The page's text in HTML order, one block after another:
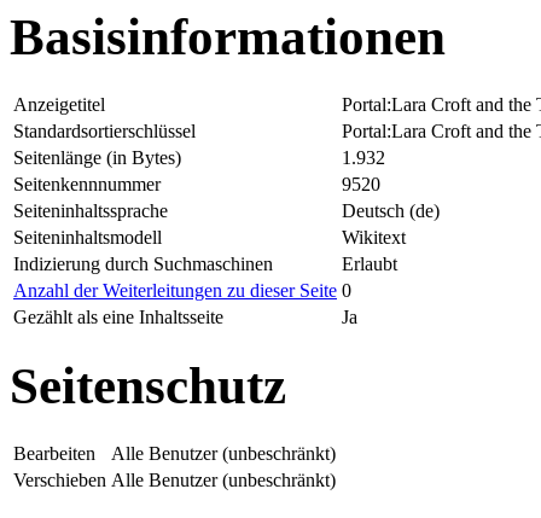
Basisinformationen
Anzeigetitel
Portal:Lara Croft and the
Standardsortierschlüssel
Portal:Lara Croft and the
Seitenlänge (in Bytes)
1.932
Seitenkennnummer
9520
Seiteninhaltssprache
Deutsch (de)
Seiteninhaltsmodell
Wikitext
Indizierung durch Suchmaschinen
Erlaubt
Anzahl der Weiterleitungen zu dieser Seite 0
Gezählt als eine Inhaltsseite
Ja
Seitenschutz
Bearbeiten
Alle Benutzer (unbeschränkt)
Verschieben Alle Benutzer (unbeschränkt)